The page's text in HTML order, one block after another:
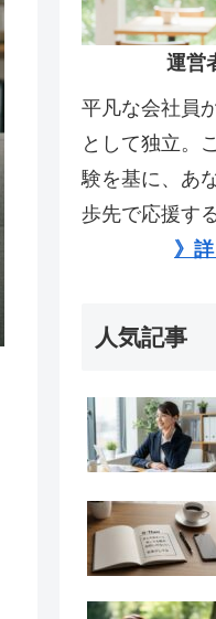
運営
平凡な会社員
として独立。
験を基に、あ
歩先で応援す
》
人気記事